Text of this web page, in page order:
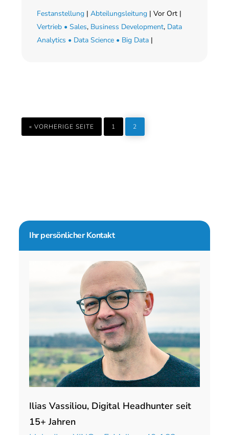
Festanstellung |Abteilungsleitung | Vor Ort |
Vertrieb • Sales, Business Development, Data
Analytics • Data Science • Big Data |
« VORHERIGE SEITE
AUFRUFEN
SEITE
1
SEITE
2
Seitenspalte
Ihr persönlicher Kontakt
Ilias Vassiliou, Digital Headhunter seit
15+ Jahren